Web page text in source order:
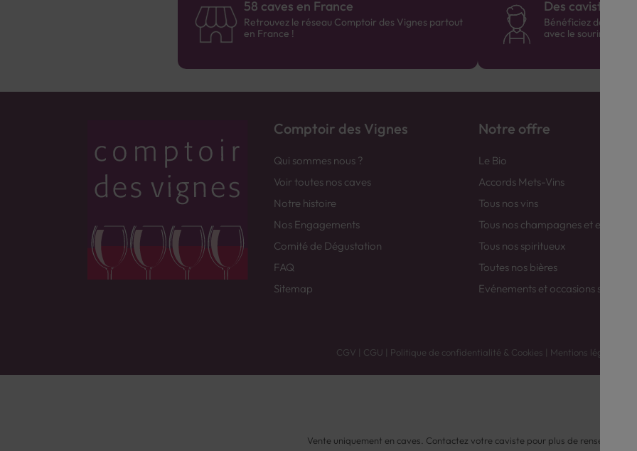
58 caves en France
Retrouvez le réseau Comptoir des Vignes partout
en France !
Des cavistes à
Bénéficiez de
avec le sourire :)
Comptoir des Vignes
Qui sommes nous ?
Voir toutes nos caves
Notre histoire
Nos Engagements
Comité de Dégustation
FAQ
Sitemap
Notre offre
Le Bio
Accords Mets-Vins
Tous nos vins
Tous nos champagnes et
Tous nos spiritueux
Toutes nos bières
Evénements et occasions spéciales
CGV | CGU | Politique de confidentialité & Cookies | Mentions légales
Vente uniquement en caves. Contactez votre caviste pour plus de